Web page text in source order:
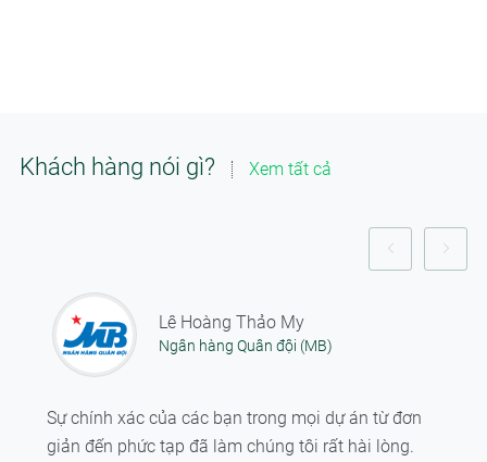
Khách hàng nói gì? Xem tất cả
Lê Hoàng Thảo My
Ngân hàng Quân đội (MB)
Sự chính xác của các bạn trong mọi dự án từ đơn
giản đến phức tạp đã làm chúng tôi rất hài lòng.